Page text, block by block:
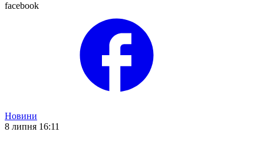
facebook
Новини
8 липня 16:11